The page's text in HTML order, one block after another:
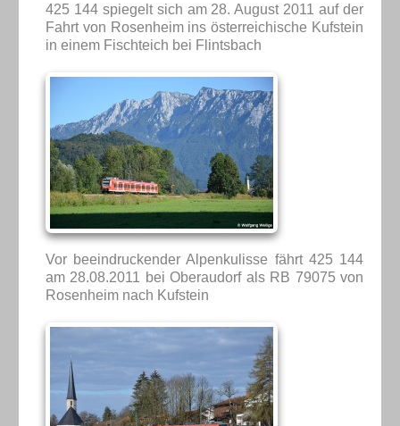
425 144 spiegelt sich am 28. August 2011 auf der
Fahrt von Rosenheim ins österreichische Kufstein
in einem Fischteich bei Flintsbach
Vor beeindruckender Alpenkulisse fährt 425 144
am 28.08.2011 bei Oberaudorf als RB 79075 von
Rosenheim nach Kufstein